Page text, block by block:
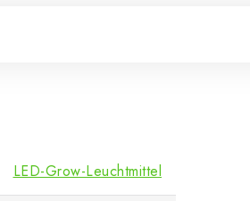
LED-Grow-Leuchtmittel